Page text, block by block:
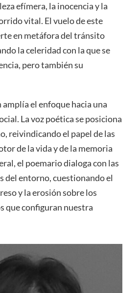
efímera, la inocencia y la
vital. El vuelo de este
en metáfora del tránsito
la celeridad con la que se
pero también su
el enfoque hacia una
La voz poética se posiciona
reivindicando el papel de las
de la vida y de la memoria
el poemario dialoga con las
del entorno, cuestionando el
y la erosión sobre los
que configuran nuestra